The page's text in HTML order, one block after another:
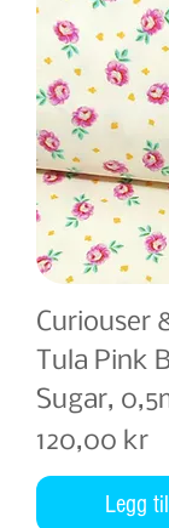
Curiouser
Tula Pink
Sugar,
Pris
120,00 kr
Legg